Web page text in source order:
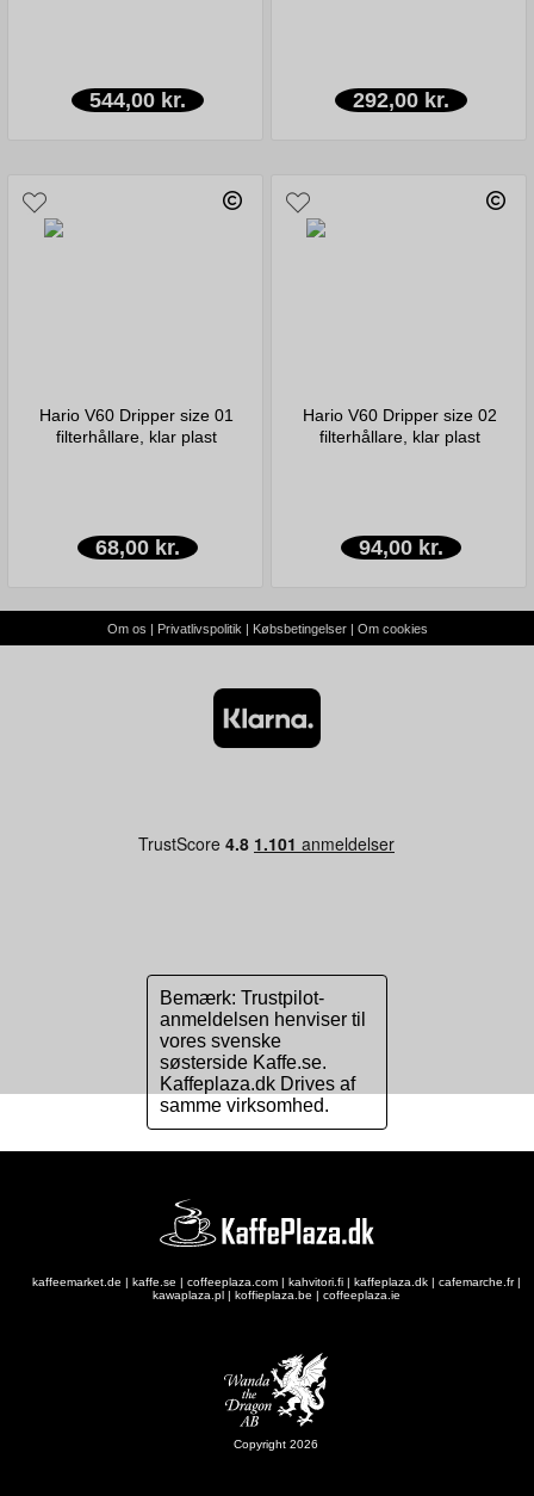
544,00 kr. 292,00 kr.
Hario V60 Dripper size 01
filterhållare, klar plast
68,00 kr.
Hario V60 Dripper size 02
filterhållare, klar plast
94,00 kr.
Om os | Privatlivspolitik | Købsbetingelser| Om cookies
Bemærk: Trustpilot-
anmeldelsen henviser til
vores svenske
søsterside Kaffe.se.
Kaffeplaza.dk Drives af
samme virksomhed.
kaffeemarket.de kaffe.se coffeeplaza.com| kahvitori.fi| kaffeplaza.dk| cafemarche.fr|
kawaplaza.pl
koffieplaza.be coffeeplaza.ie
Copyright 2026